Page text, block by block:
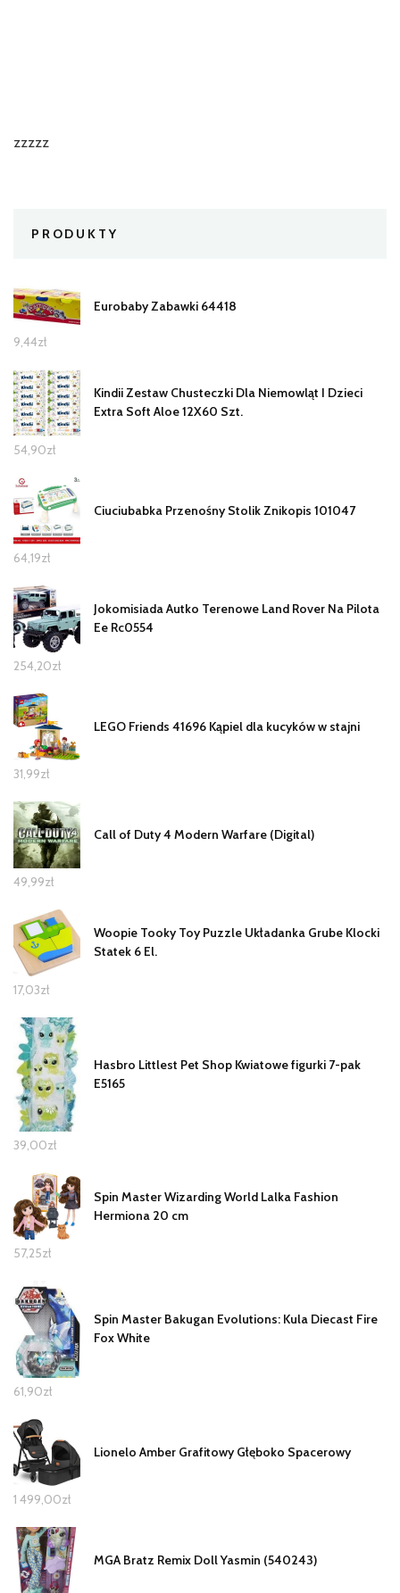
zzzzz
PRODUKTY
Eurobaby Zabawki 64418
9,44zł
Kindii Zestaw Chusteczki Dla Niemowląt I Dzieci
Extra Soft Aloe 12X60 Szt.
54,90zł
Ciuciubabka Przenośny Stolik Znikopis 101047
64,19zł
Jokomisiada Autko Terenowe Land Rover Na Pilota
Ee Rc0554
254,20zł
LEGO Friends 41696 Kąpiel dla kucyków w stajni
31,99zł
Call of Duty 4 Modern Warfare (Digital)
49,99zł
Woopie Tooky Toy Puzzle Układanka Grube Klocki
Statek 6 El.
17,03zł
Hasbro Littlest Pet Shop Kwiatowe figurki 7-pak
E5165
39,00zł
Spin Master Wizarding World Lalka Fashion
Hermiona 20 cm
57,25zł
Spin Master Bakugan Evolutions: Kula Diecast Fire
Fox White
61,90zł
Lionelo Amber Grafitowy Głęboko Spacerowy
1 499,00zł
MGA Bratz Remix Doll Yasmin (540243)